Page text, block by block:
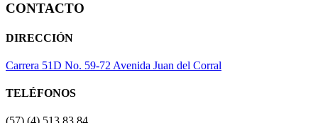
CONTACTO
DIRECCIÓN
Carrera 51D No. 59-72 Avenida Juan del Corral
TELÉFONOS